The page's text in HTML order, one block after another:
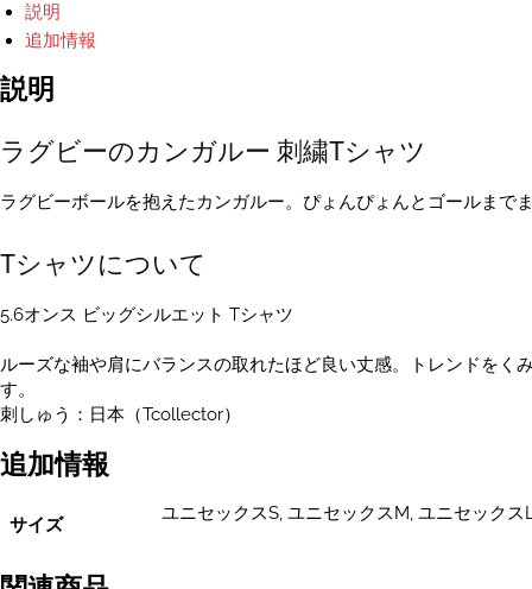
ル
ー
刺
ゅ
T
ャ
ツ
オ
ス
ユ
ニ
セ
ッ
ス
あ
説明
追加情報
説明
ラグビーのカンガルー 刺繍Tシャツ
ラグビーボールを抱えたカンガルー。ぴょんぴょんとゴールまで
Tシャツについて
5.6オンス ビッグシルエット Tシャツ
ルーズな袖や肩にバランスの取れたほど良い丈感。トレンドを
す。
刺しゅう：日本（Tcollector）
追加情報
サイズ
ユニセックスS, ユニセックスM, ユニセックス